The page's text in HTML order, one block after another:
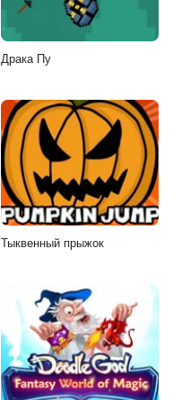
Драка Пу
Тыквенный прыжок